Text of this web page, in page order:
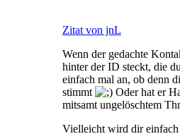
Zitat von jnL
Wenn der gedachte
hinter der ID steckt, die
einfach mal an, ob denn
stimmt
Oder hat er
mitsamt ungelöschtem
Vielleicht wird dir